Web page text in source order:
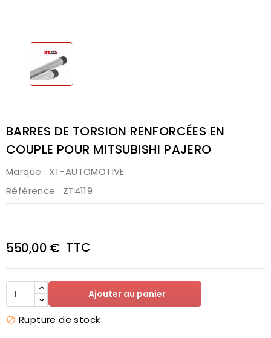
BARRES DE TORSION RENFORCÉES EN
COUPLE POUR MITSUBISHI PAJERO
Marque : XT-AUTOMOTIVE
Référence : ZT4119
550,00 € TTC
Ajouter au panier
 Rupture de stock